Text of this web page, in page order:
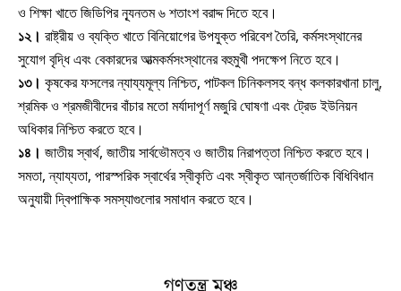
ও শিক্ষা খাতে জিডিপির ন্যূনতম ৬ শতাংশ বরাদ্দ দিতে হবে।
১২। রাষ্ট্রীয় ও ব্যক্তি খাতে বিনিয়োগের উপযুক্ত পরিবেশ তৈরি, কর্মসংস্থানের
সুযোগ বৃদ্ধি এবং বেকারদের আত্মকর্মসংস্থানের বহুমুখী পদক্ষেপ নিতে হবে।
১৩। কৃষকের ফসলের ন্যায্যমূল্য নিশ্চিত, পাটকল চিনিকলসহ বন্ধ কলকারখানা চালু,
শ্রমিক ও শ্রমজীবীদের বাঁচার মতো মর্যাদাপূর্ণ মজুরি ঘোষণা এবং ট্রেড ইউনিয়ন
অধিকার নিশ্চিত করতে হবে।
১৪। জাতীয় স্বার্থ, জাতীয় সার্বভৌমত্ব ও জাতীয় নিরাপত্তা নিশ্চিত করতে হবে।
সমতা, ন্যায্যতা, পারস্পরিক স্বার্থের স্বীকৃতি এবং স্বীকৃত আন্তর্জাতিক বিধিবিধান
অনুযায়ী দ্বিপাক্ষিক সমস্যাগুলোর সমাধান করতে হবে।